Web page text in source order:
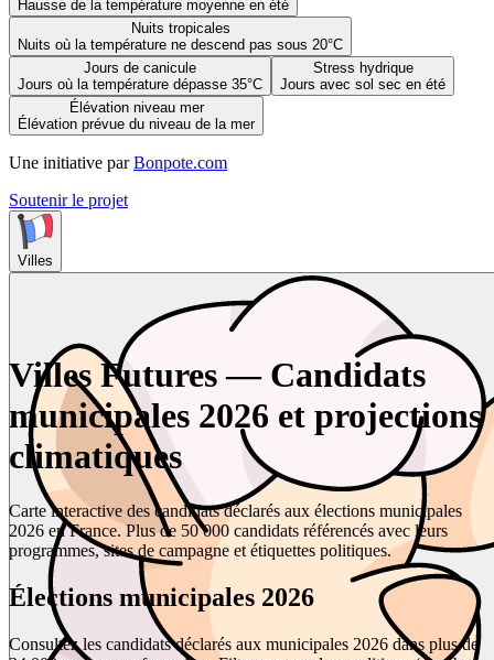
Hausse de la température moyenne en été
Nuits tropicales
Nuits où la température ne descend pas sous 20°C
Jours de canicule
Jours où la température dépasse 35°C
Stress hydrique
Jours avec sol sec en été
Élévation niveau mer
Élévation prévue du niveau de la mer
Une initiative par Bonpote.com
Soutenir le projet
Villes
Villes Futures — Candidats
municipales 2026 et projections
climatiques
Carte interactive des candidats déclarés aux élections municipales
2026 en France. Plus de 50 000 candidats référencés avec leurs
programmes, sites de campagne et étiquettes politiques.
Élections municipales 2026
Consultez les candidats déclarés aux municipales 2026 dans plus de